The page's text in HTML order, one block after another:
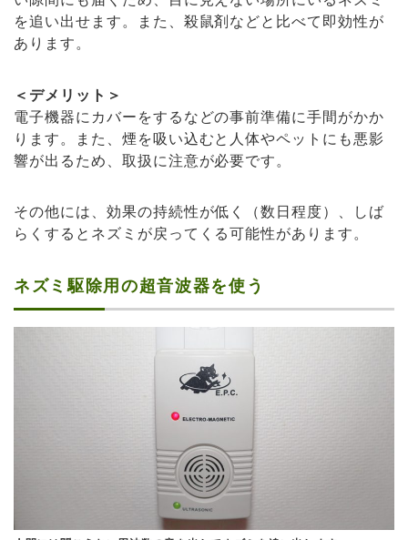
を追い出せます。また、殺鼠剤などと比べて即効性が
あります。
＜デメリット＞
電子機器にカバーをするなどの事前準備に手間がかか
ります。また、煙を吸い込むと人体やペットにも悪影
響が出るため、取扱に注意が必要です。
その他には、効果の持続性が低く（数日程度）、しば
らくするとネズミが戻ってくる可能性があります。
ネズミ駆除用の超音波器を使う